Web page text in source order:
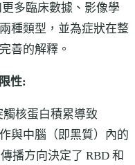
多臨床數據、影像學
種類型，並為症狀在整
善的解釋。
性:
核蛋白積累導致
與中腦（即黑質）內的
播方向決定了 RBD 和